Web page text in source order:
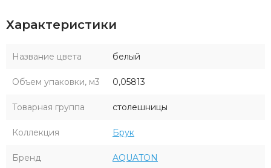
Характеристики
Название цвета белый
Объем упаковки, м3 0,05813
Товарная группа столешницы
Коллекция Брук
Бренд AQUATON